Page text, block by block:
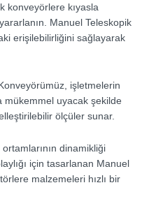
konveyörlere kıyasla
Manuel Teleskopik
erişilebilirliğini sağlayarak
işletmelerin
mükemmel uyacak şekilde
ölçüler sunar.
dinamikliği
için tasarlanan Manuel
malzemeleri hızlı bir